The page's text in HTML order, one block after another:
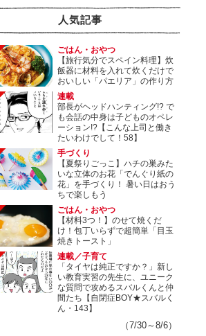
人気記事
ごはん・おやつ
【旅行気分でスペイン料理】炊
飯器に材料を入れて炊くだけで
おいしい「パエリア」の作り方
連載
部長がヘッドハンティング!? で
も会話の中身は子どものオペレ
ーション!?【こんな上司と働き
たいわけでして！58】
手づくり
【夏祭りごっこ】ハチの巣みた
いな立体のお花「でんぐり紙の
花」を手づくり！ 暑い日はおう
ちで楽しもう
ごはん・おやつ
【材料3つ！】のせて焼くだ
け！包丁いらずで超簡単「目玉
焼きトースト」
連載／子育て
「タイヤは純正ですか？」新し
い教育実習の先生に、ユニーク
な質問で攻めるスバルくんと仲
間たち【自閉症BOY★スバルく
ん・143】
（7/30～8/6）